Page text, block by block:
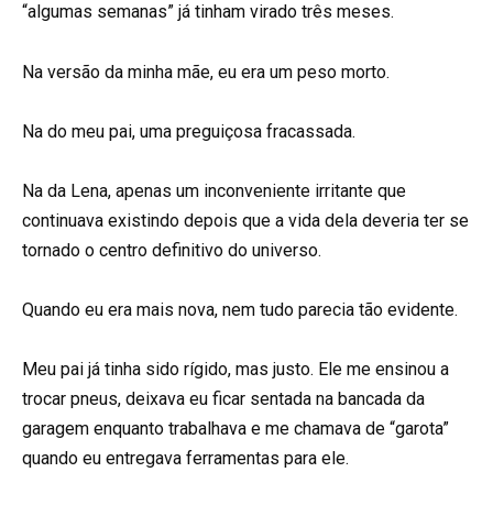
“algumas semanas” já tinham virado três meses.
Na versão da minha mãe, eu era um peso morto.
Na do meu pai, uma preguiçosa fracassada.
Na da Lena, apenas um inconveniente irritante que
continuava existindo depois que a vida dela deveria ter se
tornado o centro definitivo do universo.
Quando eu era mais nova, nem tudo parecia tão evidente.
Meu pai já tinha sido rígido, mas justo. Ele me ensinou a
trocar pneus, deixava eu ficar sentada na bancada da
garagem enquanto trabalhava e me chamava de “garota”
quando eu entregava ferramentas para ele.